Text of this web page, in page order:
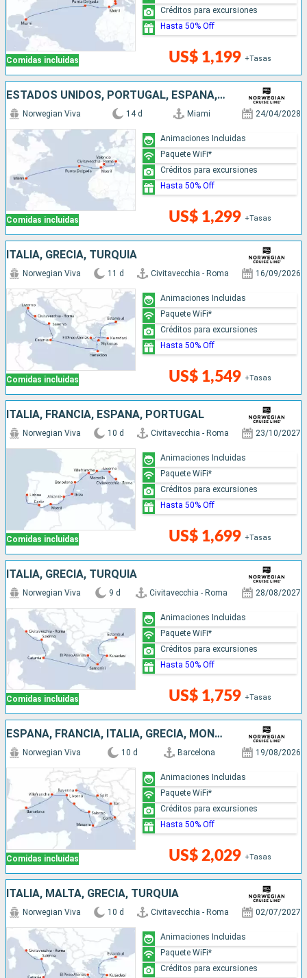
Comidas incluidas US$ 1,199 +Tasas
Créditos para excursiones
Hasta 50% Off
ESTADOS UNIDOS, PORTUGAL, ESPAÑA, ITALIA
Comidas incluidas
Norwegian Viva 14 d Miami 24/04/2028
US$ 1,299 +Tasas
Animaciones Incluidas
Paquete WiFi*
Créditos para excursiones
Hasta 50% Off
ITALIA, GRECIA, TURQUÍA
Comidas incluidas
Norwegian Viva 11 d Civitavecchia - Roma 16/09/2026
US$ 1,549 +Tasas
Animaciones Incluidas
Paquete WiFi*
Créditos para excursiones
Hasta 50% Off
ITALIA, FRANCIA, ESPAÑA, PORTUGAL
Comidas incluidas
Norwegian Viva 10 d Civitavecchia - Roma 23/10/2027
US$ 1,699 +Tasas
Animaciones Incluidas
Paquete WiFi*
Créditos para excursiones
Hasta 50% Off
ITALIA, GRECIA, TURQUÍA
Comidas incluidas
Norwegian Viva 9 d Civitavecchia - Roma 28/08/2027
US$ 1,759 +Tasas
Animaciones Incluidas
Paquete WiFi*
Créditos para excursiones
Hasta 50% Off
ESPAÑA, FRANCIA, ITALIA, GRECIA, MONTENEGRO, CROACIA
Comidas incluidas
Norwegian Viva 10 d Barcelona 19/08/2026
US$ 2,029 +Tasas
Animaciones Incluidas
Paquete WiFi*
Créditos para excursiones
Hasta 50% Off
ITALIA, MALTA, GRECIA, TURQUÍA
Norwegian Viva 10 d Civitavecchia - Roma 02/07/2027
Animaciones Incluidas
Paquete WiFi*
Créditos para excursiones